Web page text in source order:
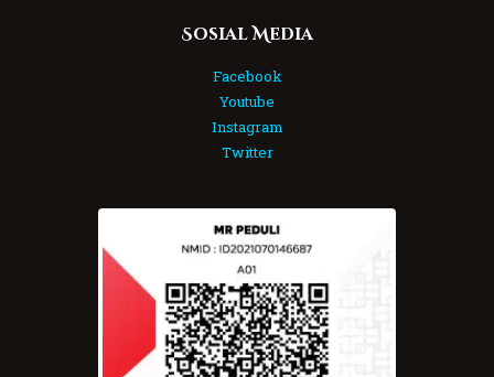
Sosial Media
Facebook
Youtube
Instagram
Twitter